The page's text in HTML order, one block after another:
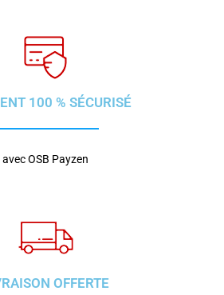
100 % SÉCURISÉ
avec OSB Payzen
OFFERTE